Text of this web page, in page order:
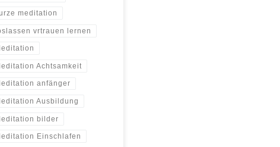
meditation
vrtrauen lernen
Achtsamkeit
anfänger
Ausbildung
bilder
Einschlafen